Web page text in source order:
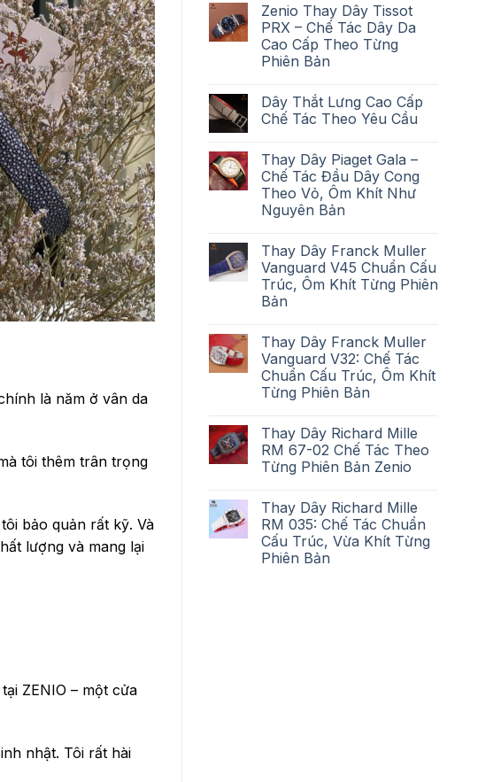
là năm ở vân da
tôi thêm trân trọng
bảo quản rất kỹ. Và
lượng và mang lại
ZENIO – một cửa
nhật. Tôi rất hài
Zenio Thay Dây Tissot
PRX – Chế Tác Dây Da
Cao Cấp Theo Từng
Phiên Bản
Dây Thắt Lưng Cao Cấp
Chế Tác Theo Yêu Cầu
Thay Dây Piaget Gala –
Chế Tác Đầu Dây Cong
Theo Vỏ, Ôm Khít Như
Nguyên Bản
Thay Dây Franck Muller
Vanguard V45 Chuẩn Cấu
Trúc, Ôm Khít Từng Phiên
Bản
Thay Dây Franck Muller
Vanguard V32: Chế Tác
Chuẩn Cấu Trúc, Ôm Khít
Từng Phiên Bản
Thay Dây Richard Mille
RM 67-02 Chế Tác Theo
Từng Phiên Bản Zenio
Thay Dây Richard Mille
RM 035: Chế Tác Chuẩn
Cấu Trúc, Vừa Khít Từng
Phiên Bản